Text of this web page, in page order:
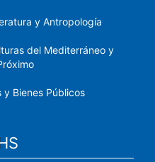
y Antropología
del Mediterráneo y
Bienes Públicos